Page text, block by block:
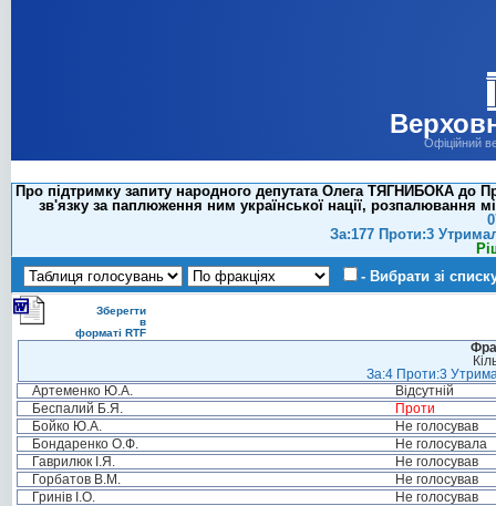
Офіційний
Про підтримку запиту народного депутата Олега ТЯГНИБОКА до
зв'язку за паплюження ним української нації, розпалювання
За:177 Проти:3
- Вибрати зі
Зберегти
в
форматі RTF
За:4 Проти:3
Артеменко Ю.А.
Відсутній
Беспалий Б.Я.
Проти
Бойко Ю.А.
Не голосував
Бондаренко О.Ф.
Не голосувала
Гаврилюк І.Я.
Не голосував
Горбатов В.М.
Не голосував
Гринів І.О.
Не голосував